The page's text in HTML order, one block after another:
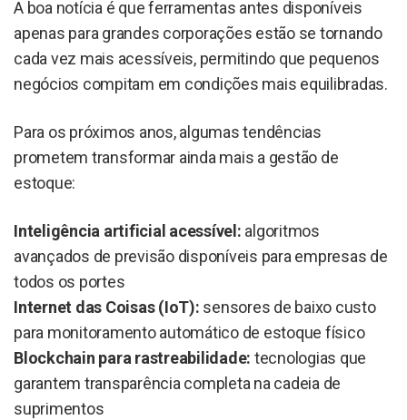
A boa notícia é que ferramentas antes disponíveis
apenas para grandes corporações estão se tornando
cada vez mais acessíveis, permitindo que pequenos
negócios compitam em condições mais equilibradas.
Para os próximos anos, algumas tendências
prometem transformar ainda mais a gestão de
estoque:
Inteligência artificial acessível: algoritmos
avançados de previsão disponíveis para empresas de
todos os portes
Internet das Coisas (IoT): sensores de baixo custo
para monitoramento automático de estoque físico
Blockchain para rastreabilidade: tecnologias que
garantem transparência completa na cadeia de
suprimentos